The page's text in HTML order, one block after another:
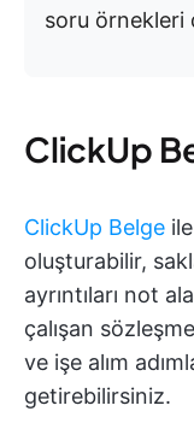
soru örnekleri
ClickUp
ClickUp Belge
oluşturabilir,
ayrıntıları not
çalışan
ve işe alım
getirebilirsiniz.